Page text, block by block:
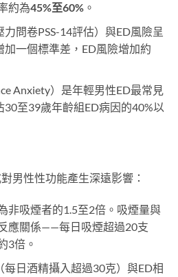
約為45%至60%。
問卷PSS-14評估）與ED風險呈
一個標準差，ED風險增加約
Anxiety）是年輕男性ED最常見
至39歲年齡組ED病因的40%以
男性性功能產生深遠影響：
非吸煙者的1.5至2倍。吸煙量與
應關係——每日吸煙超過20支
3倍。
每日酒精攝入超過30克）與ED相